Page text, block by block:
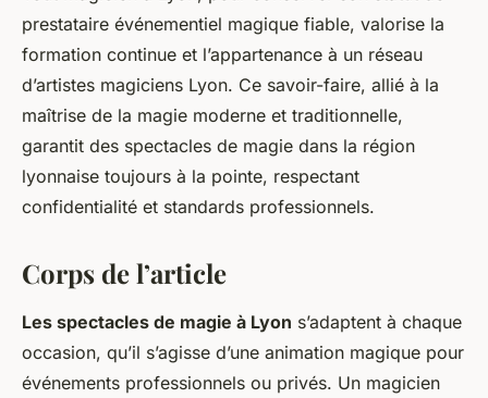
prestataire événementiel magique fiable, valorise la
formation continue et l’appartenance à un réseau
d’artistes magiciens Lyon. Ce savoir-faire, allié à la
maîtrise de la magie moderne et traditionnelle,
garantit des spectacles de magie dans la région
lyonnaise toujours à la pointe, respectant
confidentialité et standards professionnels.
Corps de l’article
Les spectacles de magie à Lyon s’adaptent à chaque
occasion, qu’il s’agisse d’une animation magique pour
événements professionnels ou privés. Un magicien